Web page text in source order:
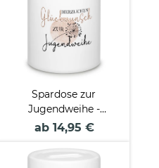
Spardose zur
Jugendweihe -
Pusteblume - mit
personalisierbar
ab 14,95 €